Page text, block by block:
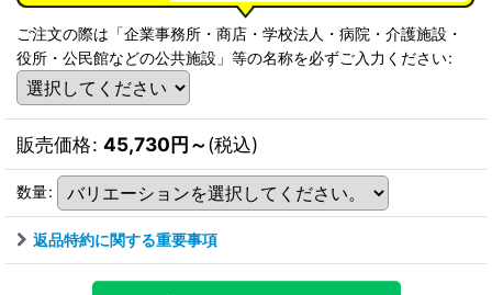
ご注文の際は「企業事務所・商店・学校法人・病院・介護施設・
役所・公民館などの公共施設」等の名称を必ずご入力ください:
販売価格: 45,730円～(税込)
数量:
返品特約に関する重要事項